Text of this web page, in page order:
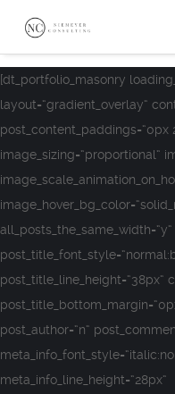
[dt_portfolio_masonry
layout=“gradient_overlay“
post_content_paddings=“0px
image_sizing=“proportional“
all_posts_the_same_width=“y“
post_title_line_height=“38px“
post_author=“n“
meta_info_line_height=“28px“